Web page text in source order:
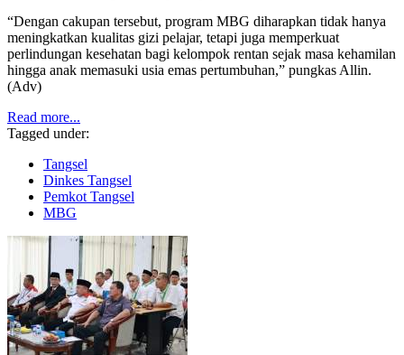
“Dengan cakupan tersebut, program MBG diharapkan tidak hanya
meningkatkan kualitas gizi pelajar, tetapi juga memperkuat
perlindungan kesehatan bagi kelompok rentan sejak masa kehamilan
hingga anak memasuki usia emas pertumbuhan,” pungkas Allin.
(Adv)
Read more...
Tagged under:
Tangsel
Dinkes Tangsel
Pemkot Tangsel
MBG